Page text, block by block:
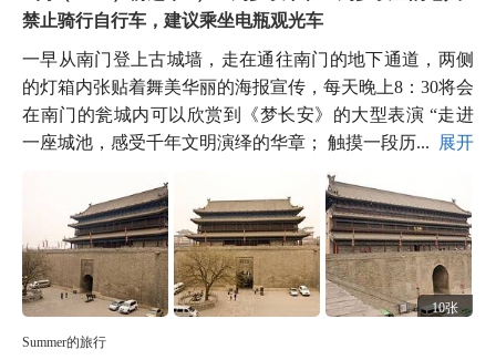
禁止骑行自行车，建议乘坐电瓶观光车
一早从南门登上古城墙，走在通往南门的地下通道，两侧
的灯箱内张贴着舞美华丽的海报宣传，每天晚上8：30将会
在南门的瓮城内可以欣赏到《梦长安》的大型表演 “走进
一座城池，感受千年文明演绎的华章； 触摸一段历...
展开
10张
Summer的旅行